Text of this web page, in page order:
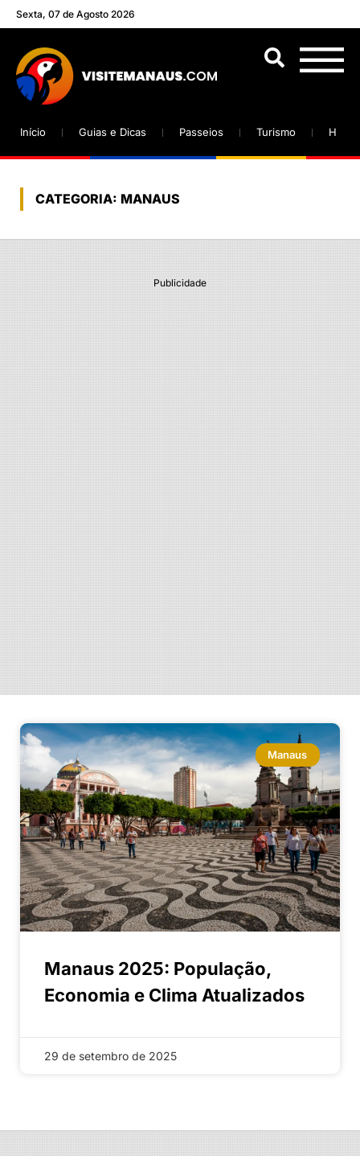
Sexta, 07 de Agosto 2026
Início Guias e Dicas Passeios Turismo Hotéis
CATEGORIA: MANAUS
Publicidade
Manaus
Manaus 2025: População,
Economia e Clima Atualizados
29 de setembro de 2025